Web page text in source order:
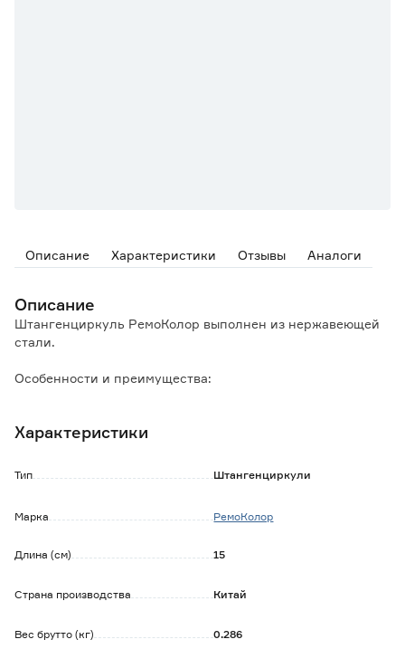
Описание Характеристики Отзывы Аналоги
Описание
Штангенциркуль РемоКолор выполнен из нержавеющей
стали.
Особенности и преимущества:
толщин и глубин;
- инструмент комплектуется пластиковым кейсом для
Характеристики
Тип Штангенциркули
Марка РемоКолор
Длина (см) 15
Страна производства Китай
Вес брутто (кг) 0.286